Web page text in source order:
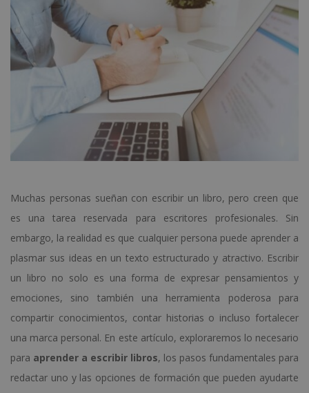
Muchas personas sueñan con escribir un libro, pero creen que
es una tarea reservada para escritores profesionales. Sin
embargo, la realidad es que cualquier persona puede aprender a
plasmar sus ideas en un texto estructurado y atractivo. Escribir
un libro no solo es una forma de expresar pensamientos y
emociones, sino también una herramienta poderosa para
compartir conocimientos, contar historias o incluso fortalecer
una marca personal. En este artículo, exploraremos lo necesario
para aprender a escribir libros, los pasos fundamentales para
redactar uno y las opciones de formación que pueden ayudarte